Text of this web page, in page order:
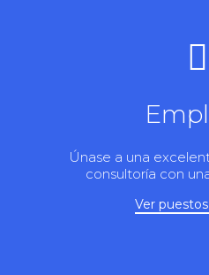
Únase a una
consultoría con
Ver